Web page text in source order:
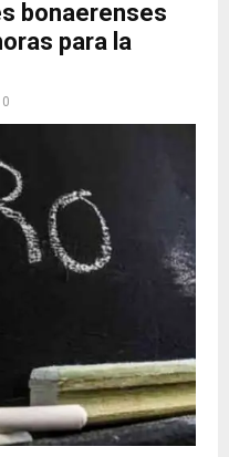
bonaerenses
para la
0